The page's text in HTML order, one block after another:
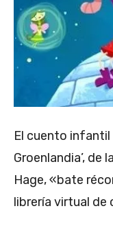
El cuento infantil
Groenlandia’, de
Hage, «bate
librería virtual de